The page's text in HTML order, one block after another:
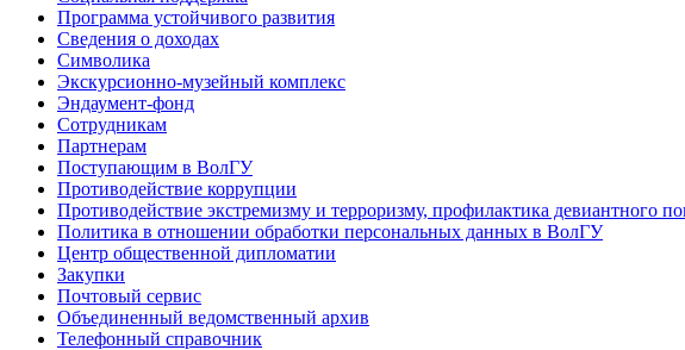
Программа устойчивого развития
Сведения о доходах
Символика
Экскурсионно-музейный комплекс
Эндаумент-фонд
Сотрудникам
Партнерам
Поступающим в ВолГУ
Противодействие коррупции
Противодействие экстремизму и терроризму, профилактика девиантного
Политика в отношении обработки персональных данных в ВолГУ
Центр общественной дипломатии
Закупки
Почтовый сервис
Объединенный ведомственный архив
Телефонный справочник